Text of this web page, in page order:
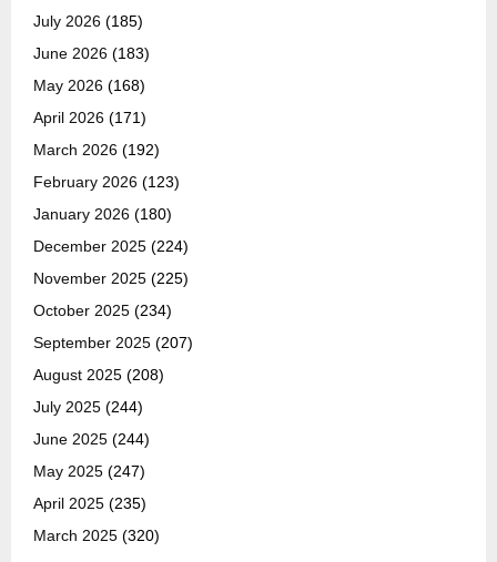
July 2026 (185)
June 2026 (183)
May 2026 (168)
April 2026 (171)
March 2026 (192)
February 2026 (123)
January 2026 (180)
December 2025 (224)
November 2025 (225)
October 2025 (234)
September 2025 (207)
August 2025 (208)
July 2025 (244)
June 2025 (244)
May 2025 (247)
April 2025 (235)
March 2025 (320)